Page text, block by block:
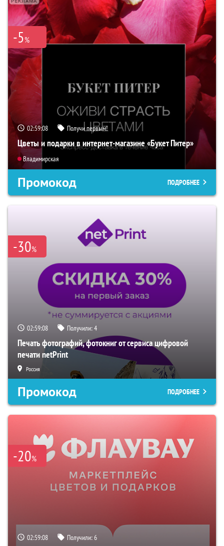
-5%
02:59:07 Получи первым!
Цветы и подарки в интернет-магазине «Букет Питер»
Владимирская
Промокод ПОДРОБНЕЕ
-30%
02:59:07 Получили:4
Печать фотографий, фотокниг от сервиса цифровой
печати netPrint
Россия
Промокод ПОДРОБНЕЕ
-20%
02:59:07 Получили:6